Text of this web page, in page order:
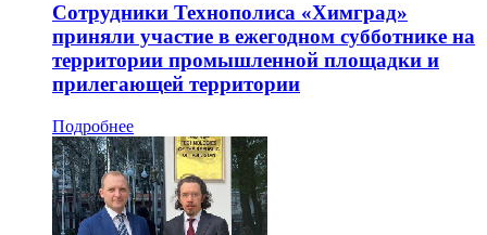
Сотрудники Технополиса «Химград»
приняли участие в ежегодном субботнике на
территории промышленной площадки и
прилегающей территории
Подробнее